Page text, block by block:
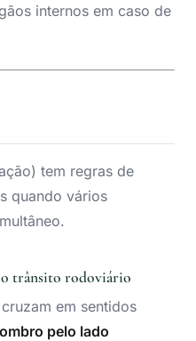
internos em caso de
tem regras de
quando vários
trânsito rodoviário
em sentidos
pelo lado